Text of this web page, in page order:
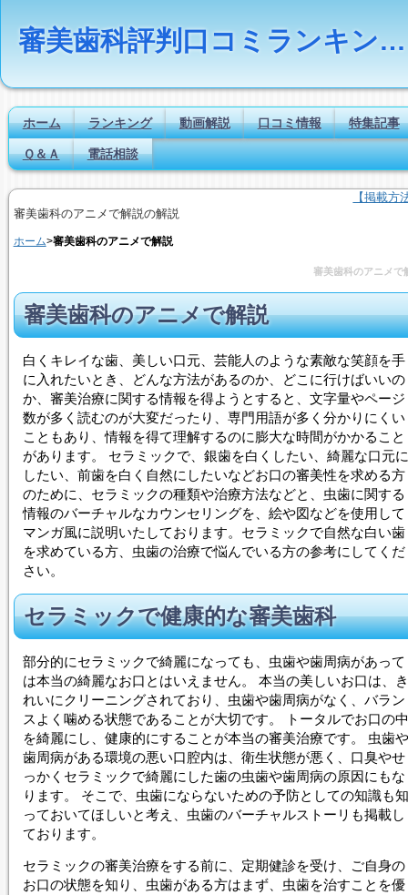
審美歯科評判口コミランキングの比較検索とは｜Dr.NAVI
ホーム ランキング 動画解説 口コミ情報 特集記事
Ｑ＆Ａ 電話相談
【掲載方
審美歯科のアニメで解説の解説
ホーム>審美歯科のアニメで解説
審美歯科のアニメで
審美歯科のアニメで解説
白くキレイな歯、美しい口元、芸能人のような素敵な笑顔を手
に入れたいとき、どんな方法があるのか、どこに行けばいいの
か、審美治療に関する情報を得ようとすると、文字量やページ
数が多く読むのが大変だったり、専門用語が多く分かりにくい
こともあり、情報を得て理解するのに膨大な時間がかかること
があります。 セラミックで、銀歯を白くしたい、綺麗な口元に
したい、前歯を白く自然にしたいなどお口の審美性を求める方
のために、セラミックの種類や治療方法などと、虫歯に関する
情報のバーチャルなカウンセリングを、絵や図などを使用して
マンガ風に説明いたしております。セラミックで自然な白い歯
を求めている方、虫歯の治療で悩んでいる方の参考にしてくだ
さい。
セラミックで健康的な審美歯科
部分的にセラミックで綺麗になっても、虫歯や歯周病があって
は本当の綺麗なお口とはいえません。 本当の美しいお口は、き
れいにクリーニングされており、虫歯や歯周病がなく、バラン
スよく噛める状態であることが大切です。 トータルでお口の中
を綺麗にし、健康的にすることが本当の審美治療です。 虫歯や
歯周病がある環境の悪い口腔内は、衛生状態が悪く、口臭やせ
っかくセラミックで綺麗にした歯の虫歯や歯周病の原因にもな
ります。 そこで、虫歯にならないための予防としての知識も知
っておいてほしいと考え、虫歯のバーチャルストーリも掲載し
ております。
セラミックの審美治療をする前に、定期健診を受け、ご自身の
お口の状態を知り、虫歯がある方はまず、虫歯を治すことを優